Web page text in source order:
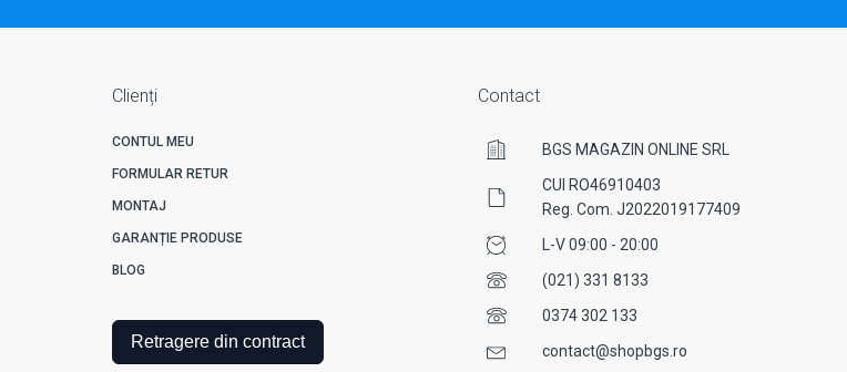
Clienți
CONTUL MEU
FORMULAR RETUR
MONTAJ
GARANȚIE PRODUSE
BLOG
Retragere din contract
Contact
BGS MAGAZIN ONLINE SRL
CUI RO46910403
Reg. Com. J2022019177409
L-V 09:00 - 20:00
(021) 331 8133
0374 302 133
contact@shopbgs.ro